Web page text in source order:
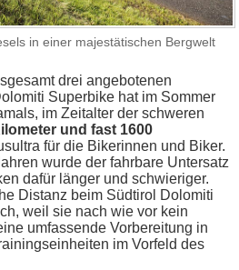
in einer majestätischen Bergwelt
drei angebotenen
Superbike hat im Sommer
im Zeitalter der schweren
und fast 1600
für die Bikerinnen und Biker.
wurde der fahrbare Untersatz
dafür länger und schwieriger.
Distanz beim Südtirol Dolomiti
weil sie nach wie vor kein
umfassende Vorbereitung in
im Vorfeld des